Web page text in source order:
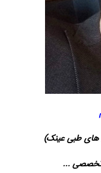
های طبی عینک)
تخصصی ...